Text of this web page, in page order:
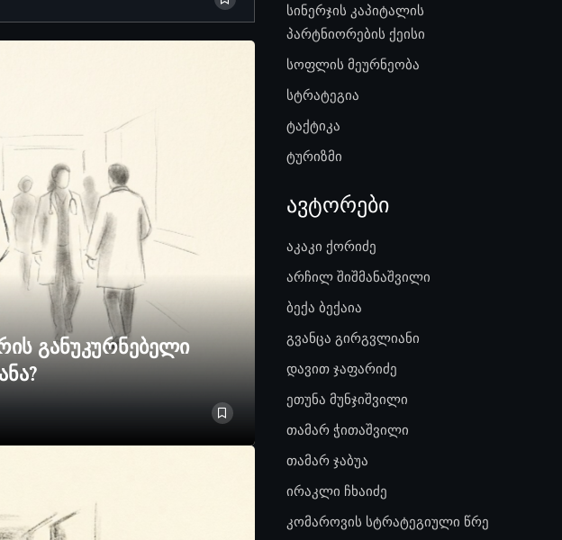
განუკურნებელი
სინერჯის კაპიტალის
პარტნიორების ქეისი
სოფლის მეურნეობა
სტრატეგია
ტაქტიკა
ტურიზმი
ავტორები
აკაკი ქორიძე
არჩილ შიშმანაშვილი
ბექა ბექაია
გვანცა გირგვლიანი
დავით ჯაფარიძე
ეთუნა მუნჯიშვილი
თამარ ჭითაშვილი
თამარ ჯაბუა
ირაკლი ჩხაიძე
კომაროვის სტრატეგიული წრე